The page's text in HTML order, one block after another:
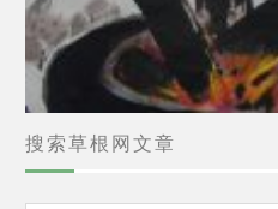
搜索草根网文章